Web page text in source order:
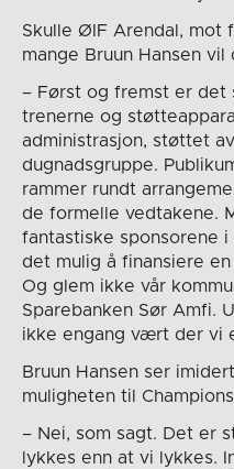
Skulle ØIF Arendal, mot
mange Bruun Hansen
– Først og fremst er det
trenerne og
administrasjon, støttet
dugnadsgruppe.
rammer rundt
de formelle vedtakene.
fantastiske sponsorene
det mulig å finansiere
Og glem ikke vår
Sparebanken Sør Amfi.
ikke engang vært der vi
Bruun Hansen ser
muligheten til
– Nei, som sagt. Det er
lykkes enn at vi lykkes.